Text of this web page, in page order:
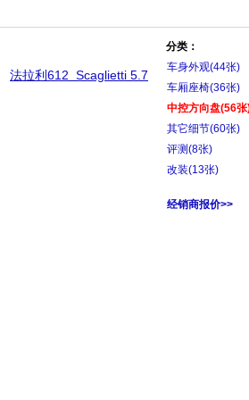
法拉利612 Scaglietti 5.7
分类：
车身外观(44张)
车厢座椅(36张)
中控方向盘(56张
其它细节(60张)
评测(8张)
改装(13张)
经销商报价>>